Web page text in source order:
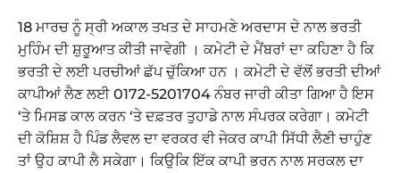
18 ਮਾਰਚ ਨੂੰ ਸ੍ਰੀ ਅਕਾਲ ਤਖਤ ਦੇ ਸਾਹਮਣੇ ਅਰਦਾਸ ਦੇ ਨਾਲ ਭਰਤੀ
ਮੁਹਿੰਮ ਦੀ ਸ਼ੁਰੂਆਤ ਕੀਤੀ ਜਾਵੇਗੀ । ਕਮੇਟੀ ਦੇ ਮੈਂਬਰਾਂ ਦਾ ਕਹਿਣਾ ਹੈ ਕਿ
ਭਰਤੀ ਦੇ ਲਈ ਪਰਚੀਆਂ ਛੱਪ ਚੁੱਕਿਆ ਹਨ । ਕਮੇਟੀ ਦੇ ਵੱਲੋਂ ਭਰਤੀ ਦੀਆਂ
ਕਾਪੀਆਂ ਲੈਣ ਲਈ 0172-5201704 ਨੰਬਰ ਜਾਰੀ ਕੀਤਾ ਗਿਆ ਹੈ ਇਸ
‘ਤੇ ਮਿਸਡ ਕਾਲ ਕਰਨ ‘ਤੇ ਦਫ਼ਤਰ ਤੁਹਾਡੇ ਨਾਲ ਸੰਪਰਕ ਕਰੇਗਾ। ਕਮੇਟੀ
ਦੀ ਕੋਸ਼ਿਸ਼ ਹੈ ਪਿੰਡ ਲੈਵਲ ਦਾ ਵਰਕਰ ਵੀ ਜੇਕਰ ਕਾਪੀ ਸਿੱਧੀ ਲੈਣੀ ਚਾਹੁੰਣ
ਤਾਂ ਉਹ ਕਾਪੀ ਲੈ ਸਕੇਗਾ। ਕਿਉਕਿ ਇੱਕ ਕਾਪੀ ਭਰਨ ਨਾਲ ਸਰਕਲ ਦਾ